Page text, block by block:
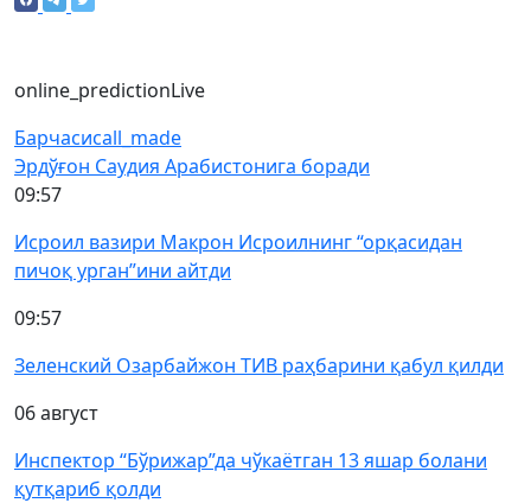
online_predictionLive
Барчасиcall_made
Эрдўғон Саудия Арабистонига боради
09:57
Исроил вазири Макрон Исроилнинг “орқасидан
пичоқ урган”ини айтди
09:57
Зеленский Озарбайжон ТИВ раҳбарини қабул қилди
06 август
Инспектор “Бўрижар”да чўкаётган 13 яшар болани
қутқариб қолди